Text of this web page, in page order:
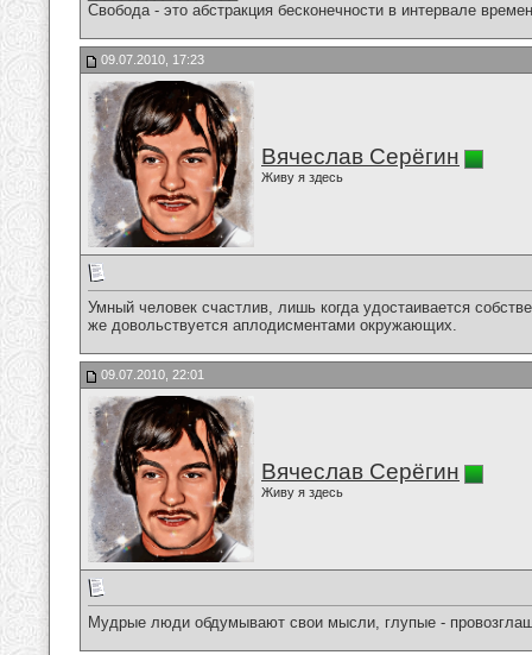
Свобода - это абстракция бесконечности в интервале
09.07.2010, 17:23
Вячеслав Серёгин
Живу я здесь
Умный человек счастлив, лишь когда удостаивается
же довольствуется аплодисментами окружающих.
09.07.2010, 22:01
Вячеслав Серёгин
Живу я здесь
Мудрые люди обдумывают свои мысли, глупые -